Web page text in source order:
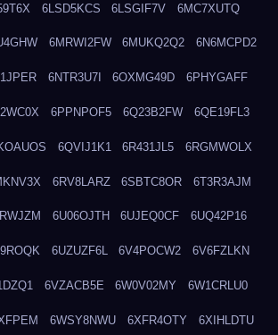
6LSD5KCS 6LSGIF7V 6MC7XUTQ
6MRWI2FW 6MUKQ2Q2 6N6MCPD2
6NTR3U7I 6OXMG49D 6PHYGAFF
6PPNPOF5 6Q23B2FW 6QE19FL3
6QVIJ1K1 6R431JL5 6RGMWOLX
6RV8LARZ 6SBTC8OR 6T3R3AJM
6U06OJTH 6UJEQ0CF 6UQ42P16
6UZUZF6L 6V4POCW2 6V6FZLKN
6VZACB5E 6W0V02MY 6W1CRLU0
6WSY8NWU 6XFR4OTY 6XIHLDTU